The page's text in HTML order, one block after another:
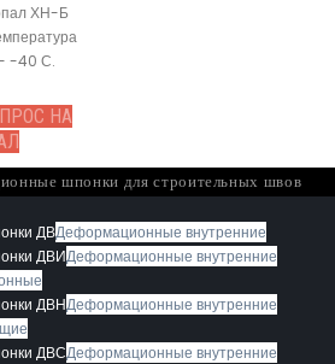
ХН-Б
- -40 С.
НА
шпонки для строительных швов
ДВДеформационные внутренние
ДВИДеформационные внутренние
ДВНДеформационные внутренние
ДВСДеформационные внутренние